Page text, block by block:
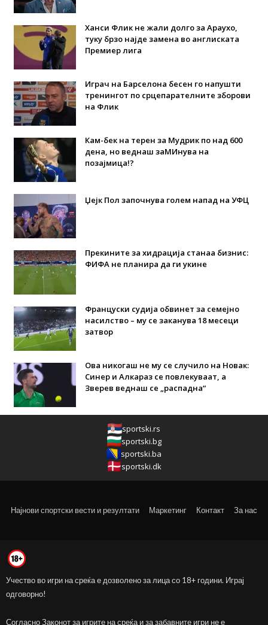
Ханси Флик не жали долго за Араухо,
туку брзо најде замена во англиската
Премиер лига
Играч на Барселона бесен го напушти
тренингот по срцепарателните зборови
на Флик
Кам-бек на терен за Мудрик по над 600
дена, но веднаш заМИнува на
позајмица!?
Џејк Пол започнува голем напад на УФЦ
Прекините за хидрација станаа бизнис:
ФИФА не планира да ги укине
Француски судија обвинет за семејно
насилство – му се заканува 18 месеци
затвор
Ова никогаш не му се случило на Новак:
Синер и Алкараз се повлекуваат, а
Зверев веднаш се „распадна“
sportski.rs
sportski.bg
sportski.ba
sportski.dk
Најнови спортски вести и резултати Маркетинг Контакт За нас
Учество во игри на среќа е дозволено за лица со 18+ години. Играј
одговорно!
Согласно Законот за игрите на среќа и за забавните игри не е